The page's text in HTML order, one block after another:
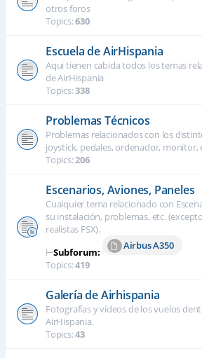
otros foros
Topics:630
Escuela de AirHispania
Aqui tienen cabida todos los temas
de AirHispania
Topics:338
Problemas Técnicos
Problemas relacionados con los
joystick, pedales, ordenador, monitor,
Topics:206
Escenarios, Aviones, Paneles
Cualquier tema relacionado con
su instalación, problemas, etc.
realistas FSX).
⊢Subforum:
Airbus A350
Topics:419
Galería de Airhispania
Fotografías y vídeos de los vuelos
AirHispania.
Topics:43